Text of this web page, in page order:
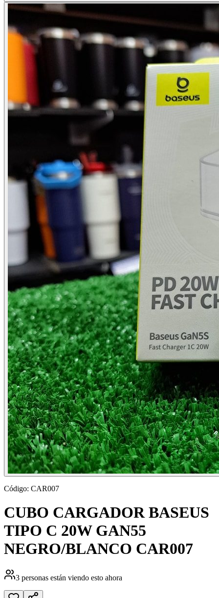
Código: CAR007
CUBO CARGADOR BASEUS
TIPO C 20W GAN55
NEGRO/BLANCO CAR007
3 personas están viendo esto ahora